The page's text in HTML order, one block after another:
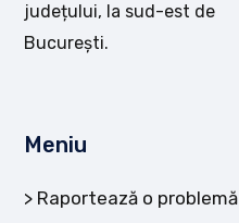
județului, la sud-est de
București.
Meniu
Raportează o problemă